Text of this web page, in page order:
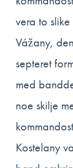
vera to
Vážany,
septeret
med
noe skilje
Kostelany